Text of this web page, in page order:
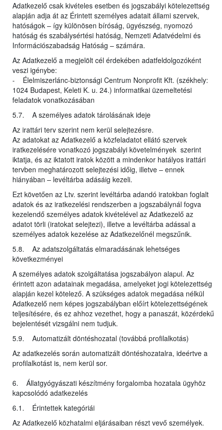
Adatkezelő csak kivételes esetben és jogszabályi kötelezettség
alapján adja át az Érintett személyes adatait állami szervek,
hatóságok – így különösen bíróság, ügyészség, nyomozó
hatóság és szabálysértési hatóság, Nemzeti Adatvédelmi és
Információszabadság Hatóság – számára.
Az Adatkezelő a megjelölt cél érdekében adatfeldolgozóként
veszi igénybe:
- Élelmiszerlánc-biztonsági Centrum Nonprofit Kft. (székhely:
1024 Budapest, Keleti K. u. 24.) informatikai üzemeltetési
feladatok vonatkozásában
5.7. A személyes adatok tárolásának ideje
Az irattári terv szerint nem kerül selejtezésre.
Az adatokat az Adatkezelő a közfeladatot ellátó szervek
iratkezelésére vonatkozó jogszabályi követelmények szerint
iktatja, és az iktatott iratok között a mindenkor hatályos irattári
tervben meghatározott selejtezési időig, illetve – ennek
hiányában – levéltárba adásáig kezeli.
Ezt követően az Ltv. szerint levéltárba adandó iratokban foglalt
adatok és az iratkezelési rendszerben a jogszabálynál fogva
kezelendő személyes adatok kivételével az Adatkezelő az
adatot törli (iratokat selejtezi), illetve a levéltárba adással a
személyes adatok kezelése az Adatkezelőnél megszűnik.
5.8. Az adatszolgáltatás elmaradásának lehetséges
következményei
A személyes adatok szolgáltatása jogszabályon alapul. Az
érintett azon adatainak megadása, amelyeket jogi kötelezettség
alapján kezel kötelező. A szükséges adatok megadása nélkül
Adatkezelő nem képes jogszabályban előírt kötelezettségének
teljesítésére, és ez ahhoz vezethet, hogy a panaszát, közérdekű
bejelentését vizsgálni nem tudjuk.
5.9. Automatizált döntéshozatal (továbbá profilalkotás)
Az adatkezelés során automatizált döntéshozatalra, ideértve a
profilalkotást is, nem kerül sor.
6. Állatgyógyászati készítmény forgalomba hozatala ügyhöz
kapcsolódó adatkezelés
6.1. Érintettek kategóriái
Az Adatkezelő közhatalmi eljárásaiban részt vevő személyek.